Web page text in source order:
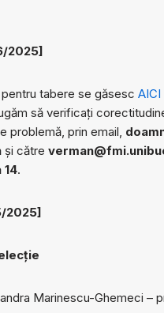
2025]
tabere se găsesc AICI
să verificați
problemă, prin email,
și către
14.
2025]
Marinescu-Ghemeci –